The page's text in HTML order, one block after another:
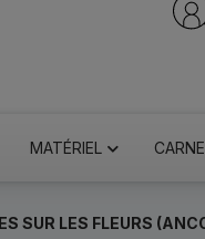
MATÉRIEL
SUR LES FLEURS